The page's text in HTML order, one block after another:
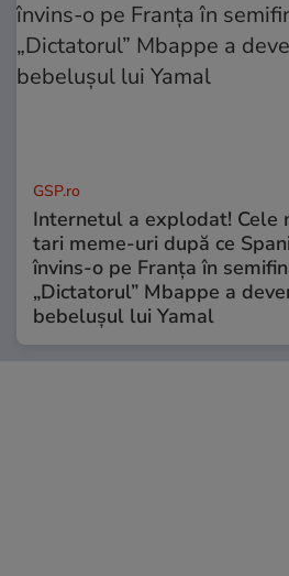
GSP.ro
Internetul a explodat! Cele
tari meme-uri după ce
învins-o pe Franța în
„Dictatorul” Mbappe a
bebelușul lui Yamal